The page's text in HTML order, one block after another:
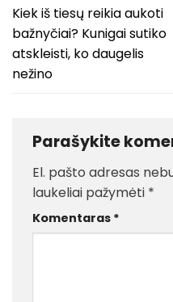
Kiek iš tiesų reikia aukoti
bažnyčiai? Kunigai sutiko
atskleisti, ko daugelis
nežino
Parašykite
El. pašto adresas
laukeliai pažymėti *
Komentaras *